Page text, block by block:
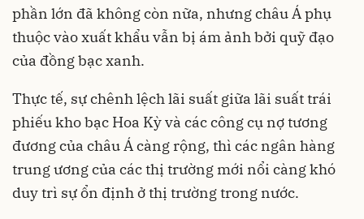
phần lớn đã không còn nữa, nhưng châu Á phụ
thuộc vào xuất khẩu vẫn bị ám ảnh bởi quỹ đạo
của đồng bạc xanh.
Thực tế, sự chênh lệch lãi suất giữa lãi suất trái
phiếu kho bạc Hoa Kỳ và các công cụ nợ tương
đương của châu Á càng rộng, thì các ngân hàng
trung ương của các thị trường mới nổi càng khó
duy trì sự ổn định ở thị trường trong nước.